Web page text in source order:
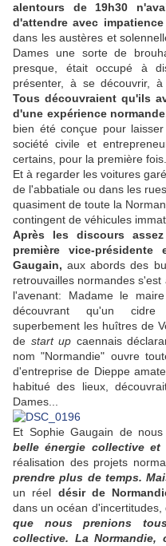
alentours de 19h30
d'attendre avec
dans les austères et
Dames une sorte de
presque, était occupé à
présenter, à se découvrir,
Tous découvraient qu'ils
d'une expérience
bien été conçue pour
société civile et
certains, pour la première fois.
Et à regarder les voitures
de l'abbatiale ou dans les
quasiment de toute la
contingent de véhicules
Après les discours
première vice-
Gaugain, aux abords des
retrouvailles normandes
l'avenant: Madame le
découvrant qu'un cidre
superbement les huîtres de
de start up caennais
nom "Normandie" ouvre
d'entreprise de Dieppe
habitué des lieux,
Dames...
Et Sophie Gaugain de
belle énergie collective et
réalisation des projets
prendre plus de temps.
un réel désir de
dans un océan d'incertitudes,
que nous prenions
collective. La